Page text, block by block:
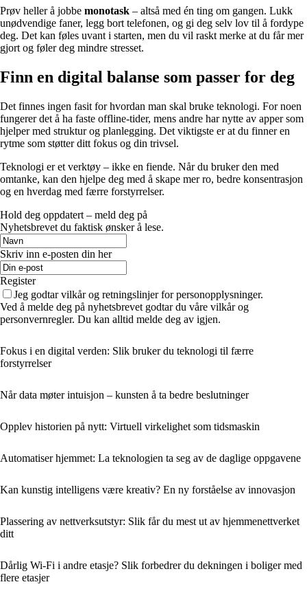
Prøv heller å jobbe monotask – altså med én ting om gangen. Lukk
unødvendige faner, legg bort telefonen, og gi deg selv lov til å fordype
deg. Det kan føles uvant i starten, men du vil raskt merke at du får mer
gjort og føler deg mindre stresset.
Finn en digital balanse som passer for deg
Det finnes ingen fasit for hvordan man skal bruke teknologi. For noen
fungerer det å ha faste offline‑tider, mens andre har nytte av apper som
hjelper med struktur og planlegging. Det viktigste er at du finner en
rytme som støtter ditt fokus og din trivsel.
Teknologi er et verktøy – ikke en fiende. Når du bruker den med
omtanke, kan den hjelpe deg med å skape mer ro, bedre konsentrasjon
og en hverdag med færre forstyrrelser.
Hold deg oppdatert – meld deg på
Nyhetsbrevet du faktisk ønsker å lese.
Skriv inn e-posten din her
Register
Jeg godtar vilkår og retningslinjer for personopplysninger.
Ved å melde deg på nyhetsbrevet godtar du våre vilkår og
personvernregler. Du kan alltid melde deg av igjen.
Fokus i en digital verden: Slik bruker du teknologi til færre
forstyrrelser
Når data møter intuisjon – kunsten å ta bedre beslutninger
Opplev historien på nytt: Virtuell virkelighet som tidsmaskin
Automatiser hjemmet: La teknologien ta seg av de daglige oppgavene
Kan kunstig intelligens være kreativ? En ny forståelse av innovasjon
Plassering av nettverksutstyr: Slik får du mest ut av hjemmenettverket
ditt
Dårlig Wi‑Fi i andre etasje? Slik forbedrer du dekningen i boliger med
flere etasjer